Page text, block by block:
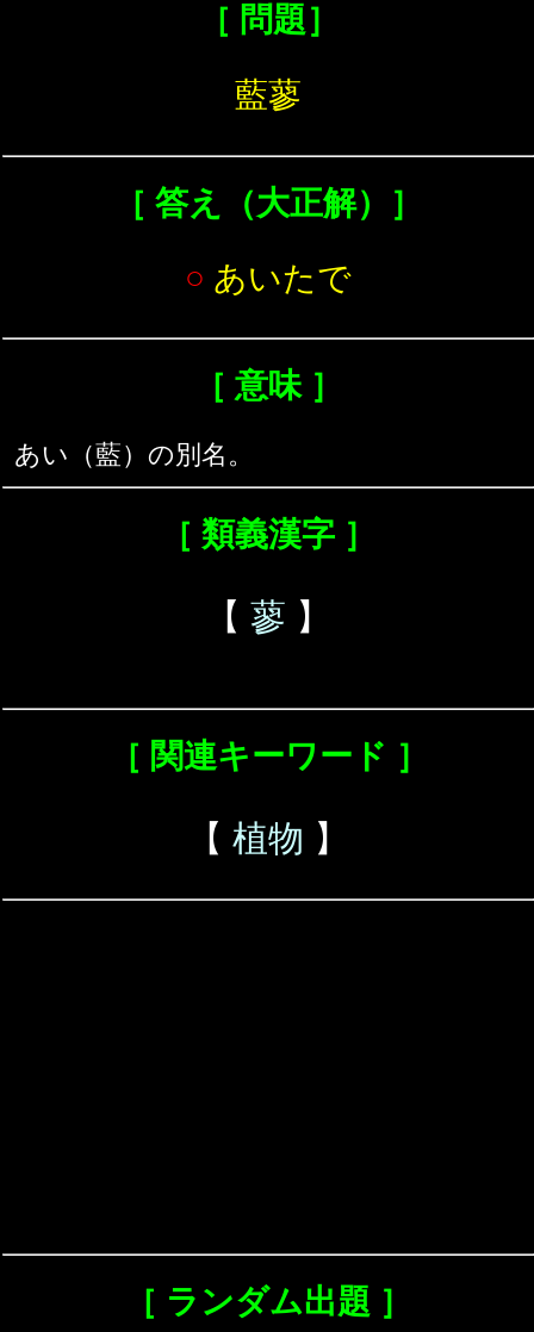
［ 問題］
藍蓼
［ 答え（大正解）］
○ あいたで
［ 意味 ］
あい（藍）の別名。
［ 類義漢字 ］
【 蓼 】
［ 関連キーワード ］
【 植物 】
［ ランダム出題 ］